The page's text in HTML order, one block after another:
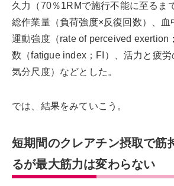
久力（70％1RMで施行不能に至るま
総作業量（負荷強度×反復回数）、血
運動強度（rate of perceived exertion
数（fatigue index；FI）、活力と疲
気分尺度）などとした。
では、結果をみていこう。
短期間のクレアチン摂取で筋
るが最大筋力は変わらない